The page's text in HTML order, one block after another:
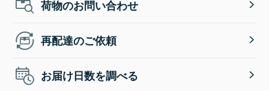
荷物のお問い合わせ
再配達のご依頼
お届け日数を調べる